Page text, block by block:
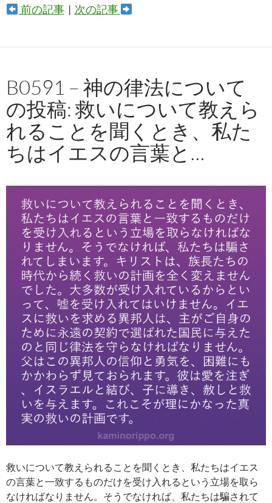
前の記事| 次の記事
B0591 – 神の律法について
の投稿: 救いについて教えら
れることを聞くとき、私た
ちはイエスの言葉と…
救いについて教えられることを聞くとき、私たちはイエス
の言葉と一致するものだけを受け入れるという立場を取ら
なければなりません。そうでなければ、私たちは騙されて